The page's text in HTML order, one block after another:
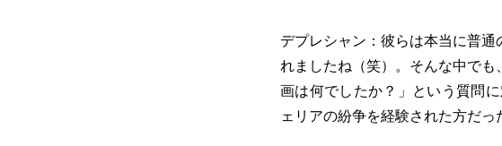
デプレシャン：彼らは本当に普
れましたね（笑）。そんな中で
画は何でしたか？」という質問
ェリアの紛争を経験された方だっ